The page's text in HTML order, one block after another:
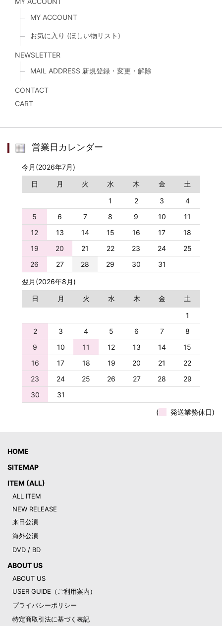
MY ACCOUNT
お気に入り (ほしい物リスト)
NEWSLETTER
MAIL ADDRESS 新規登録・変更・解除
CONTACT
CART
営業日カレンダー
今月(2026年7月)
日
月 火 水 木 金
土
1
2 3
4
5
6 7 8 9 10
11
12
13 14 15 16 17
18
19
20 21 22 23 24
25
26
27 28 29 30 31
翌月(2026年8月)
日
月 火 水 木 金
土
1
2
3 4 5 6 7
8
9
10 11 12 13 14
15
16
17 18 19 20 21
22
23
24 25 26 27 28
29
30
31
( 発送業務休日)
HOME
SITEMAP
ITEM (ALL)
ALL ITEM
NEW RELEASE
来日公演
海外公演
DVD / BD
ABOUT US
ABOUT US
USER GUIDE（ご利用案内）
プライバシーポリシー
特定商取引法に基づく表記